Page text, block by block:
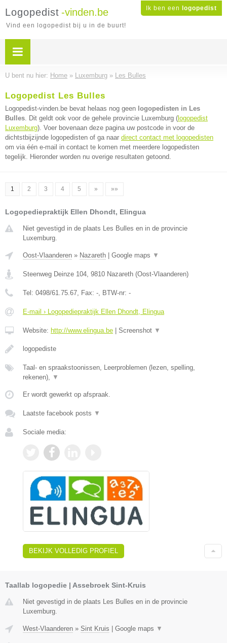
Ik ben een logopedist
Logopedist -vinden.be
Vind een logopedist bij u in de buurt!
U bent nu hier: Home » Luxemburg » Les Bulles
Logopedist Les Bulles
Logopedist-vinden.be bevat helaas nog geen logopedisten in Les
Bulles. Dit geldt ook voor de gehele provincie Luxemburg ( logopedist
Luxemburg). Voer bovenaan deze pagina uw postcode in voor de
dichtstbijzijnde logopedisten of ga naar direct contact met logopedisten
om via één e-mail in contact te komen met meerdere logopedisten
tegelijk. Hieronder worden nu overige resultaten getoond.
1 2 3 4 5 » »»
Logopediepraktijk Ellen Dhondt, Elingua
Niet gevestigd in de plaats Les Bulles en in de provincie
Luxemburg.
Oost-Vlaanderen » Nazareth Google maps ▼
Steenweg Deinze 104, 9810 Nazareth (Oost-Vlaanderen)
Tel: 0498/61.75.67, Fax: -, BTW-nr: -
E-mail › Logopediepraktijk Ellen Dhondt, Elingua
Website: http://www.elingua.be Screenshot ▼
logopediste
Taal- en spraakstoonissen, Leerproblemen (lezen, spelling,
rekenen), ▼
Er wordt gewerkt op afspraak.
Laatste facebook posts ▼
Sociale media:
BEKIJK VOLLEDIG PROFIEL
Taallab logopedie | Assebroek Sint-Kruis
Niet gevestigd in de plaats Les Bulles en in de provincie
Luxemburg.
West-Vlaanderen » Sint Kruis Google maps ▼